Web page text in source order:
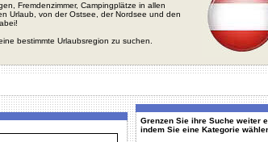
Fremdenzimmer, Campingplätze in allen
Urlaub, von der Ostsee, der Nordsee und den
bestimmte Urlaubsregion zu suchen.
Grenzen Sie ihre Suche weiter
indem Sie eine Kategorie